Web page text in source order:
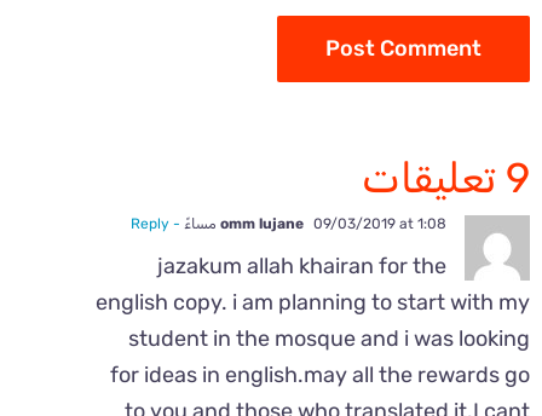
9 تعليقات
omm lujane 09/03/2019 at 1:08 مساءً - Reply
jazakum allah khairan for the
english copy. i am planning to start with my
student in the mosque and i was looking
for ideas in english.may all the rewards go